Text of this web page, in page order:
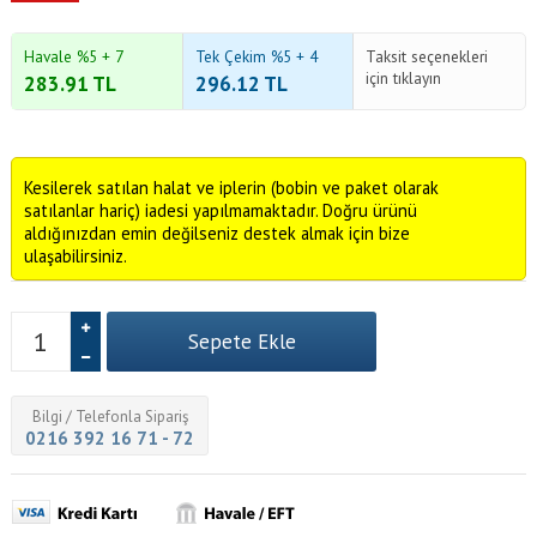
Havale %5 + 7
283.91 TL
Tek Çekim %5 + 4
296.12 TL
Taksit seçenekleri
için tıklayın
Kesilerek satılan halat ve iplerin (bobin ve paket olarak
satılanlar hariç) iadesi yapılmamaktadır. Doğru ürünü
aldığınızdan emin değilseniz destek almak için bize
ulaşabilirsiniz.
Bilgi / Telefonla Sipariş
0216 392 16 71 - 72